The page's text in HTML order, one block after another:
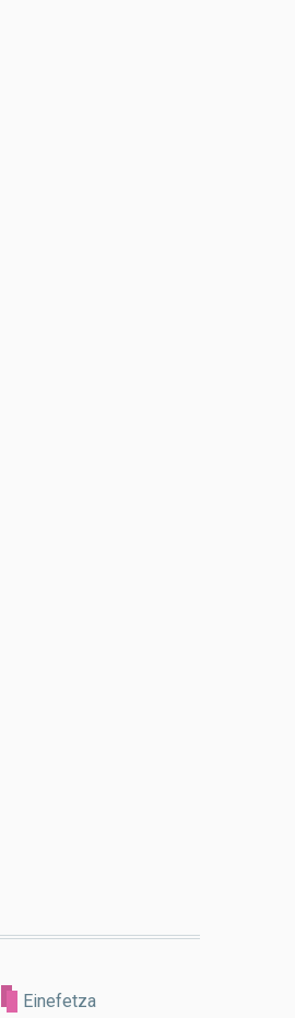
Einefetza